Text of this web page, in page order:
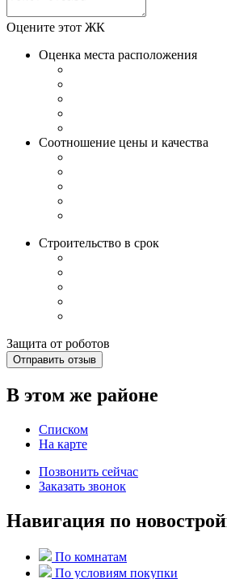
Оцените этот ЖК
Оценка места расположения
Соотношение цены и качества
Строительство в срок
Защита от роботов
Отправить отзыв
В этом же районе
Списком
На карте
Позвонить сейчас
Заказать звонок
Навигация по
По комнатам
По условиям покупки